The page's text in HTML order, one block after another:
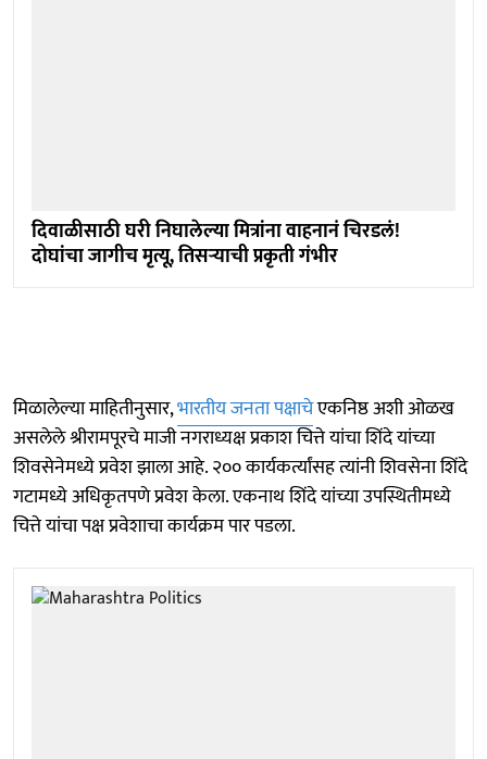
दिवाळीसाठी घरी निघालेल्या मित्रांना वाहनानं चिरडलं!
दोघांचा जागीच मृत्यू, तिसऱ्याची प्रकृती गंभीर
मिळालेल्या माहितीनुसार,भारतीय जनता पक्षाचेएकनिष्ठ अशी ओळख
असलेले श्रीरामपूरचे माजी नगराध्यक्ष प्रकाश चित्ते यांचा शिंदे यांच्या
शिवसेनेमध्ये प्रवेश झाला आहे. २०० कार्यकर्त्यांसह त्यांनी शिवसेना शिंदे
गटामध्ये अधिकृतपणे प्रवेश केला. एकनाथ शिंदे यांच्या उपस्थितीमध्ये
चित्ते यांचा पक्ष प्रवेशाचा कार्यक्रम पार पडला.